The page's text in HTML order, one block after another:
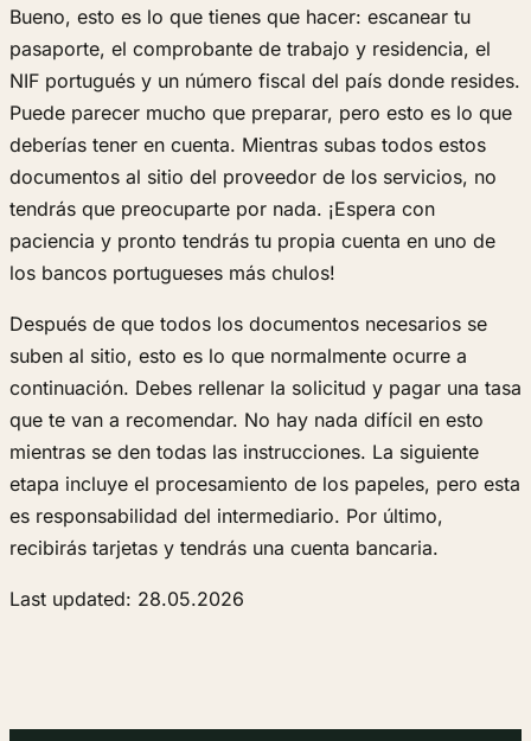
Bueno, esto es lo que tienes que hacer: escanear tu
pasaporte, el comprobante de trabajo y residencia, el
NIF portugués y un número fiscal del país donde resides.
Puede parecer mucho que preparar, pero esto es lo que
deberías tener en cuenta. Mientras subas todos estos
documentos al sitio del proveedor de los servicios, no
tendrás que preocuparte por nada. ¡Espera con
paciencia y pronto tendrás tu propia cuenta en uno de
los bancos portugueses más chulos!
Después de que todos los documentos necesarios se
suben al sitio, esto es lo que normalmente ocurre a
continuación. Debes rellenar la solicitud y pagar una tasa
que te van a recomendar. No hay nada difícil en esto
mientras se den todas las instrucciones. La siguiente
etapa incluye el procesamiento de los papeles, pero esta
es responsabilidad del intermediario. Por último,
recibirás tarjetas y tendrás una cuenta bancaria.
Last updated: 28.05.2026